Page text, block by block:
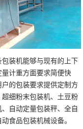
装机能够与现有的上下
计重方面要求简便快
的包装要求提供定制方
细粉末包装机、土豆粉
自动定量包装秤、全自
食品包装机械设备。